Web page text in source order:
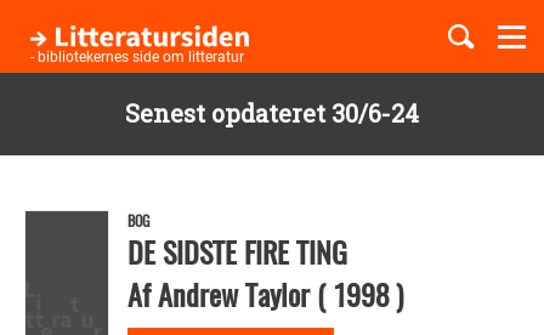
Senest opdateret 30/6-24
hovedindhold
- bibliotekernes side om litteratur
Børnebøger
Temaer
BOG
DE SIDSTE FIRE TING
AfAndrew Taylor(1998)